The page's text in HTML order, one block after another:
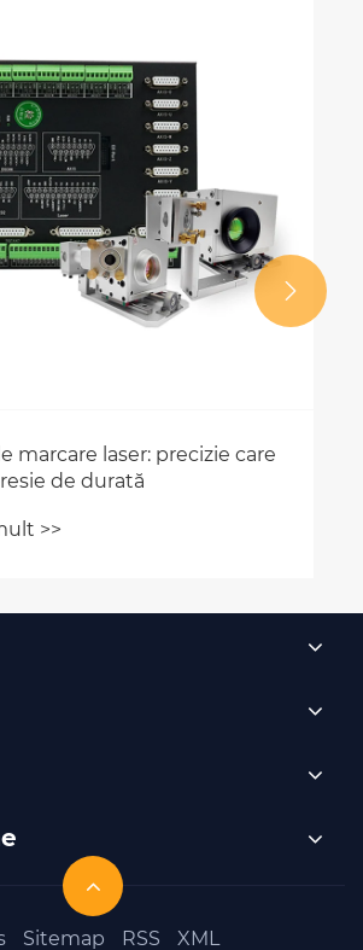
marcare laser: precizie care
de durată
>>

Sitemap RSS XML